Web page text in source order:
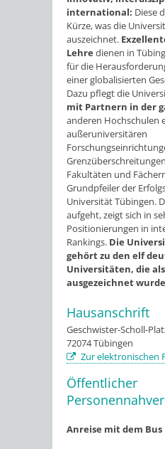
international: Diese
Kürze, was die
auszeichnet.
Lehre dienen in
für die
einer globalisierten
Dazu pflegt die
mit Partnern in der
anderen Hochschulen
außeruniversitären
Fakultäten und
Grundpfeiler der
Universität Tübingen.
aufgeht, zeigt sich in
Positionierungen in
Rankings. Die
gehört zu den elf
Universitäten, die
ausgezeichnet
Hausanschrift
Geschwister-Scholl-
72074Tübingen
Zur elektronischen
Öffentlicher
Anreise mit dem Bus